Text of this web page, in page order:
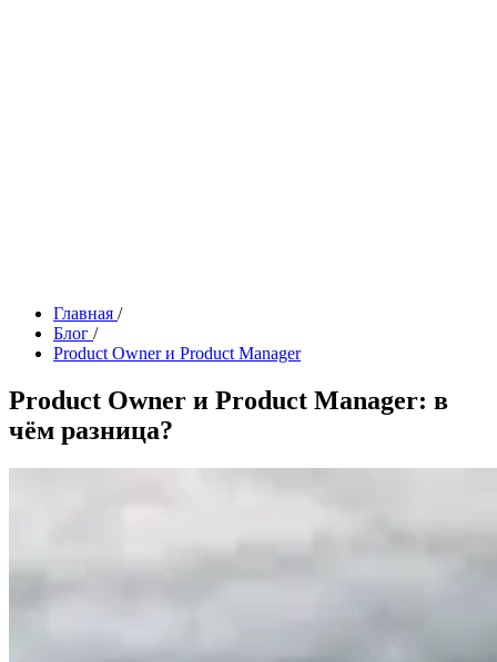
Главная /
Блог /
Product Owner и Product Manager
Product Owner и Product Manager: в
чём разница?